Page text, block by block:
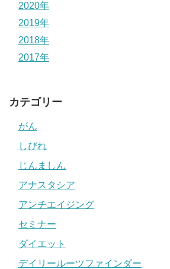
2020年
2019年
2018年
2017年
カテゴリー
がん
しびれ
じんましん
アナスタシア
アンチエイジング
セミナー
ダイエット
デイリールーツファインダー